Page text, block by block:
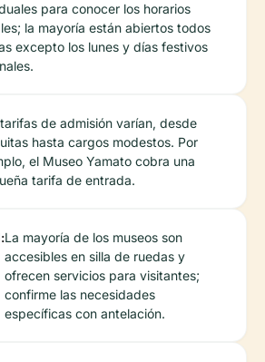
para conocer los horarios
la mayoría están abiertos todos
excepto los lunes y días festivos
de admisión varían, desde
hasta cargos modestos. Por
el Museo Yamato cobra una
tarifa de entrada.
La mayoría de los museos son
accesibles en silla de ruedas y
ofrecen servicios para visitantes;
confirme las necesidades
específicas con antelación.